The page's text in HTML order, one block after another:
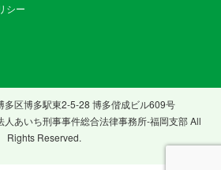
シー
多区博多駅東2-5-28 博多偕成ビル609号
あいち刑事事件総合法律事務所-福岡支部 All
Rights Reserved.